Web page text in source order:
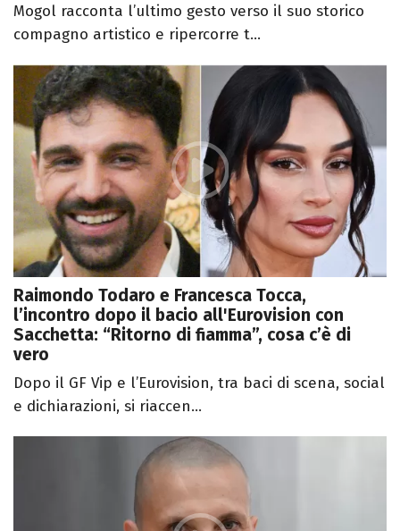
Mogol racconta l’ultimo gesto verso il suo storico
compagno artistico e ripercorre t...
Raimondo Todaro e Francesca Tocca,
l’incontro dopo il bacio all'Eurovision con
Sacchetta: “Ritorno di fiamma”, cosa c’è di
vero
Dopo il GF Vip e l’Eurovision, tra baci di scena, social
e dichiarazioni, si riaccen...